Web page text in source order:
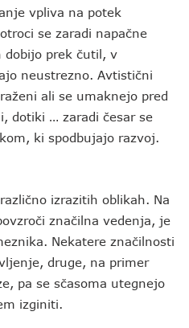
vpliva na potek
se zaradi napačne
dobijo prek čutil, v
neustrezno. Avtistični
ali se umaknejo pred
dotiki … zaradi česar se
ki spodbujajo razvoj.
izrazitih oblikah. Na
značilna vedenja, je
Nekatere značilnosti
druge, na primer
pa se sčasoma utegnejo
izginiti.